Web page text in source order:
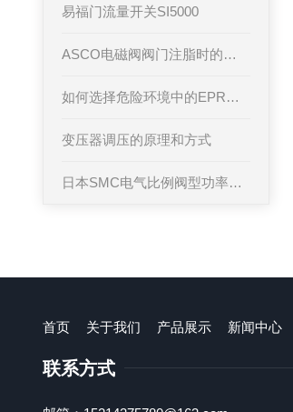
易福门流量开关SI5000
ASCO电磁阀阀门注脂时的维护保养工作
如何选择危险环境中的EPRO传感器
变压器调压的原理和方式
日本SMC电气比例阀型功率放大器
首页 关于我们 产品展示 新闻中心
联系方式